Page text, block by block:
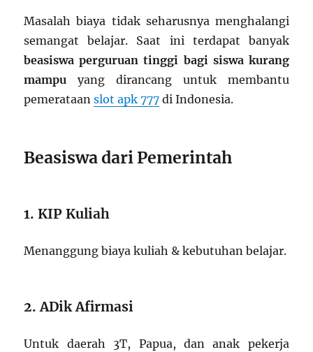
Masalah biaya tidak seharusnya menghalangi
semangat belajar. Saat ini terdapat banyak
beasiswa perguruan tinggi bagi siswa kurang
mampu yang dirancang untuk membantu
pemerataanslot apk 777 di Indonesia.
Beasiswa dari Pemerintah
1. KIP Kuliah
Menanggung biaya kuliah & kebutuhan belajar.
2. ADik Afirmasi
Untuk daerah 3T, Papua, dan anak pekerja